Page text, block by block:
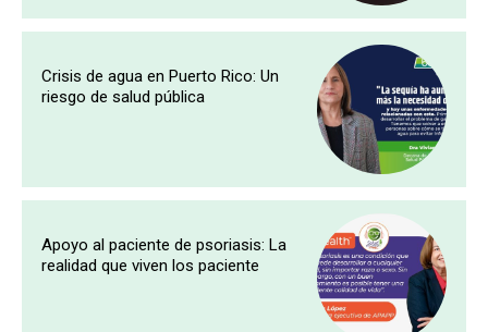
Crisis de agua en Puerto Rico: Un
riesgo de salud pública
Apoyo al paciente de psoriasis: La
realidad que viven los paciente